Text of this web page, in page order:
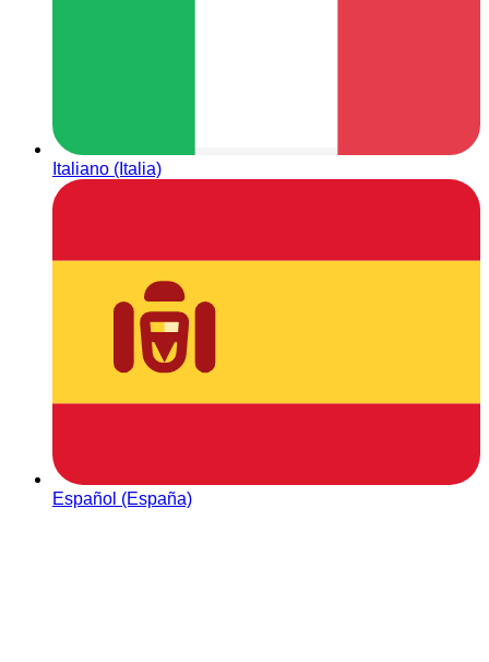
Italiano (Italia)
Español (España)